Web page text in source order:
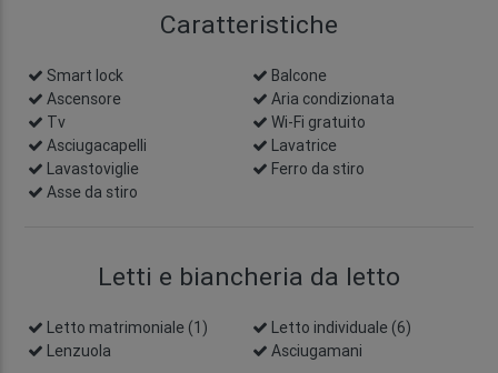
Caratteristiche
Smart lock
Balcone
Ascensore
Aria condizionata
Tv
Wi-Fi gratuito
Asciugacapelli
Lavatrice
Lavastoviglie
Ferro da stiro
Asse da stiro
Letti e biancheria da letto
Letto matrimoniale (1)
Letto individuale (6)
Lenzuola
Asciugamani